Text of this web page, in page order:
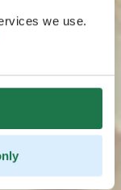
we use.